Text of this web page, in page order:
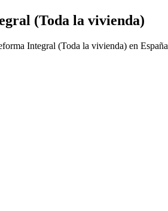
(Toda la vivienda)
Integral (Toda la vivienda) en España